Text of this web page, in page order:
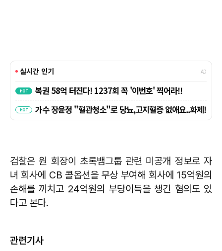
검찰은 원 회장이 초록뱀그룹 관련 미공개 정보로 자
녀 회사에 CB 콜옵션을 무상 부여해 회사에 15억원의
손해를 끼치고 24억원의 부당이득을 챙긴 혐의도 있
다고 본다.
관련기사